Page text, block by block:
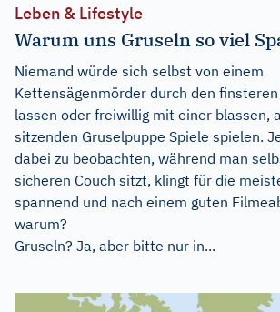
Leben & Lifestyle
Warum uns Gruseln so viel
Niemand würde sich selbst von einem
Kettensägenmörder durch den finsteren
lassen oder freiwillig mit einer blassen,
sitzenden Gruselpuppe Spiele spielen.
dabei zu beobachten, während man
sicheren Couch sitzt, klingt für die
spannend und nach einem guten
warum?
Gruseln? Ja, aber bitte nur in...